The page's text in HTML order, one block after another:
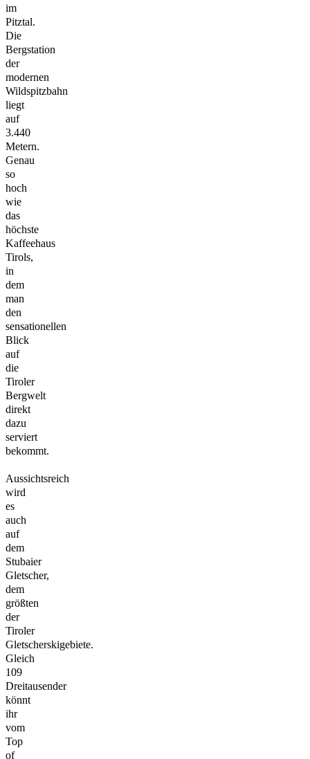
im
Pitztal.
Die
Bergstation
der
modernen
Wildspitzbahn
liegt
auf
3.440
Metern.
Genau
so
hoch
wie
das
höchste
Kaffeehaus
Tirols,
in
dem
man
den
sensationellen
Blick
auf
die
Tiroler
Bergwelt
direkt
dazu
serviert
bekommt.
Aussichtsreich
wird
es
auch
auf
dem
Stubaier
Gletscher,
dem
größten
der
Tiroler
Gletscherskigebiete.
Gleich
109
Dreitausender
könnt
ihr
vom
Top
of